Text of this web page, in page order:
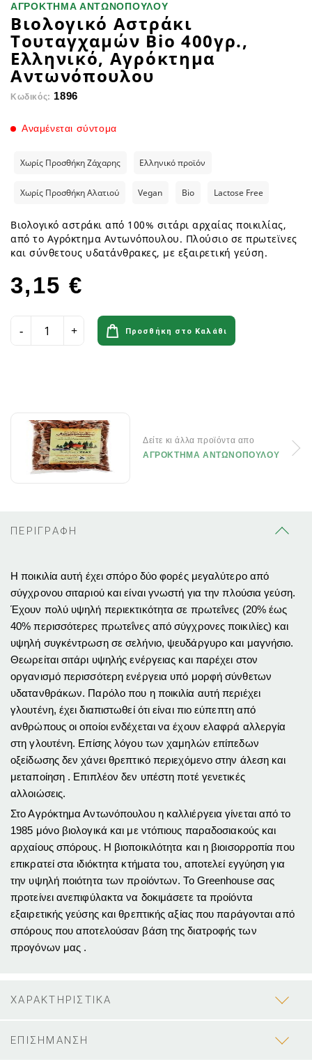
ΑΓΡΟΚΤΗΜΑ ΑΝΤΩΝΟΠΟΥΛΟΥ
Βιολογικό Αστράκι
Τουταγχαμών Bio 400γρ.,
Ελληνικό, Αγρόκτημα
Αντωνόπουλου
Κωδικός: 1896
Αναμένεται σύντομα
Χωρίς Προσθήκη Ζάχαρης Ελληνικό προϊόν
Χωρίς Προσθήκη Αλατιού Vegan Bio Lactose Free
Βιολογικό αστράκι από 100% σιτάρι αρχαίας ποικιλίας,
από το Aγρόκτημα Αντωνόπουλου. Πλούσιο σε πρωτεϊνες
και σύνθετους υδατάνθρακες, με εξαιρετική γεύση.
3,15 €
Προσθήκη στο Καλάθι
Δείτε κι άλλα προϊόντα απο
ΑΓΡΟΚΤΗΜΑ ΑΝΤΩΝΟΠΟΥΛΟΥ
ΠΕΡΙΓΡΑΦΗ
Η ποικιλία αυτή έχει σπόρο δύο φορές μεγαλύτερο από
σύγχρονου σιταριού και είναι γνωστή για την πλούσια γεύση.
Έχουν πολύ υψηλή περιεκτικότητα σε πρωτεΐνες (20% έως
40% περισσότερες πρωτεΐνες από σύγχρονες ποικιλίες) και
υψηλή συγκέντρωση σε σελήνιο, ψευδάργυρο και μαγνήσιο.
Θεωρείται σιτάρι υψηλής ενέργειας και παρέχει στον
οργανισμό περισσότερη ενέργεια υπό μορφή σύνθετων
υδατανθράκων. Παρόλο που η ποικιλία αυτή περιέχει
γλουτένη, έχει διαπιστωθεί ότι είναι πιο εύπεπτη από
ανθρώπους οι οποίοι ενδέχεται να έχουν ελαφρά αλλεργία
στη γλουτένη. Επίσης λόγου των χαμηλών επίπεδων
οξείδωσης δεν χάνει θρεπτικό περιεχόμενο στην άλεση και
μεταποίηση . Επιπλέον δεν υπέστη ποτέ γενετικές
αλλοιώσεις.
Στο Αγρόκτημα Αντωνόπουλου η καλλιέργεια γίνεται από το
1985 μόνο βιολογικά και με ντόπιους παραδοσιακούς και
αρχαίους σπόρους. Η βιοποικιλότητα και η βιοισορροπία που
επικρατεί στα ιδιόκτητα κτήματα του, αποτελεί εγγύηση για
την υψηλή ποιότητα των προίόντων. Το Greenhouse σας
προτείνει ανεπιφύλακτα να δοκιμάσετε τα προίόντα
εξαιρετικής γεύσης και θρεπτικής αξίας που παράγονται από
σπόρους που αποτελούσαν βάση της διατροφής των
προγόνων μας .
ΧΑΡΑΚΤΗΡΙΣΤΙΚΑ
ΕΠΙΣΗΜΑΝΣΗ